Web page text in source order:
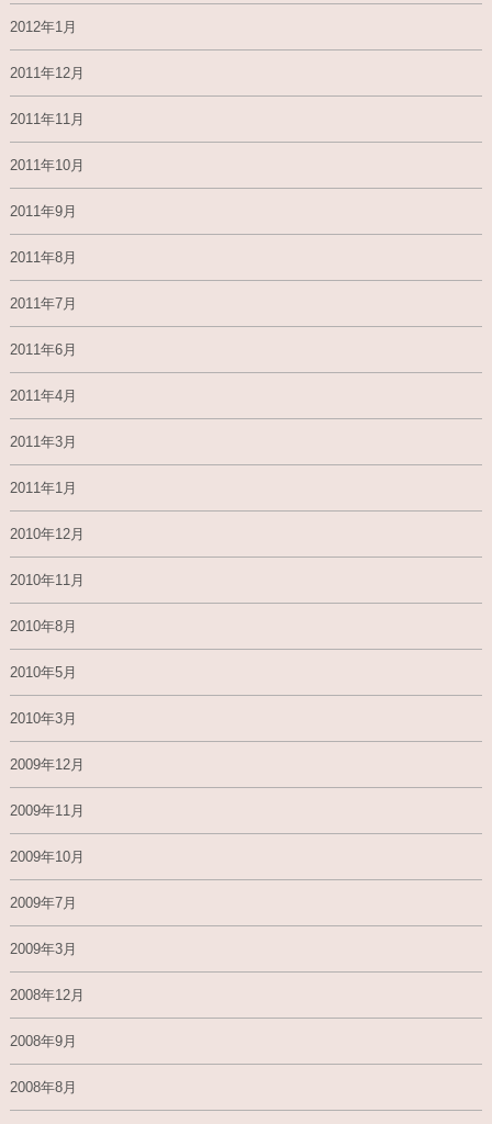
2012年1月
2011年12月
2011年11月
2011年10月
2011年9月
2011年8月
2011年7月
2011年6月
2011年4月
2011年3月
2011年1月
2010年12月
2010年11月
2010年8月
2010年5月
2010年3月
2009年12月
2009年11月
2009年10月
2009年7月
2009年3月
2008年12月
2008年9月
2008年8月